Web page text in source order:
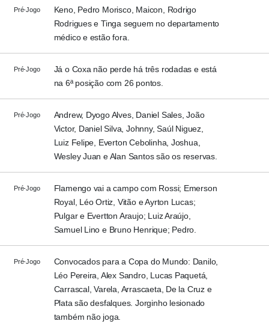
Pré-Jogo
Keno, Pedro Morisco, Maicon, Rodrigo
Rodrigues e Tinga seguem no departamento
médico e estão fora.
Pré-Jogo
Já o Coxa não perde há três rodadas e está
na 6ª posição com 26 pontos.
Pré-Jogo
Andrew, Dyogo Alves, Daniel Sales, João
Victor, Daniel Silva, Johnny, Saúl Niguez,
Luiz Felipe, Everton Cebolinha, Joshua,
Wesley Juan e Alan Santos são os reservas.
Pré-Jogo
Flamengo vai a campo com Rossi; Emerson
Royal, Léo Ortiz, Vitão e Ayrton Lucas;
Pulgar e Evertton Araujo; Luiz Araújo,
Samuel Lino e Bruno Henrique; Pedro.
Pré-Jogo
Convocados para a Copa do Mundo: Danilo,
Léo Pereira, Alex Sandro, Lucas Paquetá,
Carrascal, Varela, Arrascaeta, De la Cruz e
Plata são desfalques. Jorginho lesionado
também não joga.